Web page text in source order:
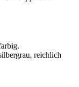
reichlich